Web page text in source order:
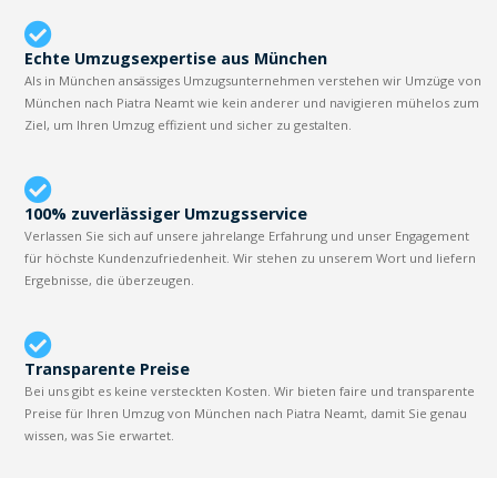
Echte Umzugsexpertise aus München
Als in München ansässiges Umzugsunternehmen verstehen wir Umzüge von
München nach Piatra Neamt wie kein anderer und navigieren mühelos zum
Ziel, um Ihren Umzug effizient und sicher zu gestalten.
100% zuverlässiger Umzugsservice
Verlassen Sie sich auf unsere jahrelange Erfahrung und unser Engagement
für höchste Kundenzufriedenheit. Wir stehen zu unserem Wort und liefern
Ergebnisse, die überzeugen.
Transparente Preise
Bei uns gibt es keine versteckten Kosten. Wir bieten faire und transparente
Preise für Ihren Umzug von München nach Piatra Neamt, damit Sie genau
wissen, was Sie erwartet.